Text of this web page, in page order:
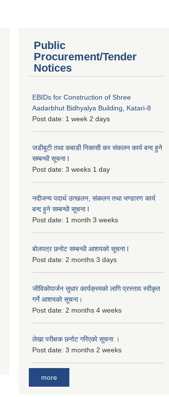
Public
Procurement/Tender
Notices
EBIDs for Construction of Shree
Aadarbhut Bidhyalya Building, Katari-8
Post date: 1 week 2 days
जडीबुटी तथा कबाडी निकासी कर संकलन कार्य बन्द हुने
सम्बन्धी सूचना l
Post date: 3 weeks 1 day
नदीजन्य पदार्थ उत्खलन, संकलन तथा भण्डारण कार्य
बन्द हुने सम्बन्धी सूचना l
Post date: 1 month 3 weeks
बोलपत्र छनोट सम्बन्धी आशयको सूचना l
Post date: 2 months 3 days
जीविकोपार्जन सुधार कार्यक्रमको लागि प्रस्ताव स्वीकृत
गर्ने आशयको सूचना।
Post date: 2 months 4 weeks
लेखा परीक्षक छनोट गरिएको सूचना ।
Post date: 3 months 2 weeks
more